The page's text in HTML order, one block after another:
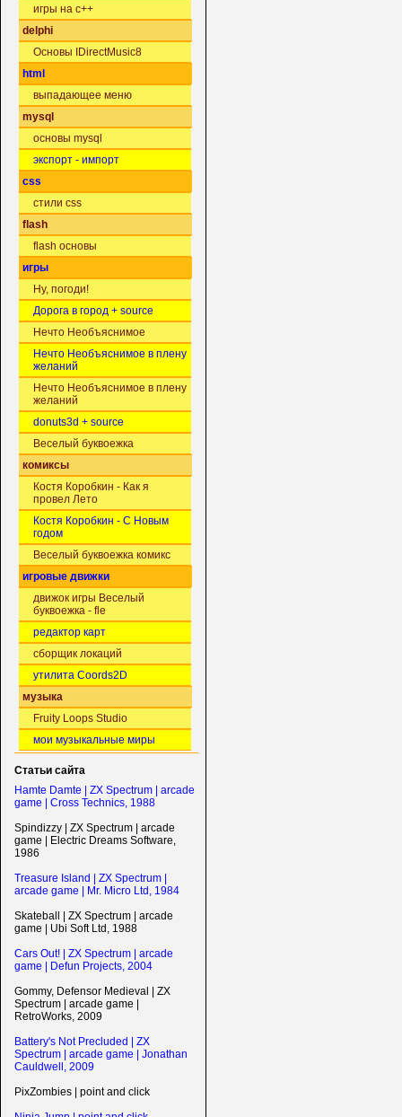
игры на c++
delphi
Основы IDirectMusic8
html
выпадающее меню
mysql
основы mysql
экспорт - импорт
css
стили css
flash
flash основы
игры
Ну, погоди!
Дорога в город + source
Нечто Необъяснимое
Нечто Необъяснимое в плену
желаний
Нечто Необъяснимое в плену
желаний
donuts3d + source
Веселый буквоежка
комиксы
Костя Коробкин - Как я
провел Лето
Костя Коробкин - С Новым
годом
Веселый буквоежка комикс
игровые движки
движок игры Веселый
буквоежка - fle
редактор карт
сборщик локаций
утилита Coords2D
музыка
Fruity Loops Studio
мои музыкальные миры
Статьи сайта
Hamte Damte | ZX Spectrum | arcade
game | Cross Technics, 1988
Spindizzy | ZX Spectrum | arcade
game | Electric Dreams Software,
1986
Treasure Island | ZX Spectrum |
arcade game | Mr. Micro Ltd, 1984
Skateball | ZX Spectrum | arcade
game | Ubi Soft Ltd, 1988
Cars Out! | ZX Spectrum | arcade
game | Defun Projects, 2004
Gommy, Defensor Medieval | ZX
Spectrum | arcade game |
RetroWorks, 2009
Battery's Not Precluded | ZX
Spectrum | arcade game | Jonathan
Cauldwell, 2009
PixZombies | point and click